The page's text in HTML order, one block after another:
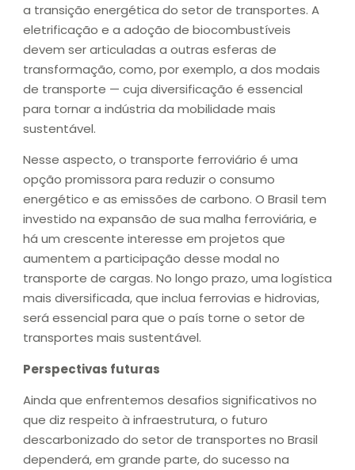
a transição energética do setor de transportes. A
eletrificação e a adoção de biocombustíveis
devem ser articuladas a outras esferas de
transformação, como, por exemplo, a dos modais
de transporte — cuja diversificação é essencial
para tornar a indústria da mobilidade mais
sustentável.
Nesse aspecto, o transporte ferroviário é uma
opção promissora para reduzir o consumo
energético e as emissões de carbono. O Brasil tem
investido na expansão de sua malha ferroviária, e
há um crescente interesse em projetos que
aumentem a participação desse modal no
transporte de cargas. No longo prazo, uma logística
mais diversificada, que inclua ferrovias e hidrovias,
será essencial para que o país torne o setor de
transportes mais sustentável.
Perspectivas futuras
Ainda que enfrentemos desafios significativos no
que diz respeito à infraestrutura, o futuro
descarbonizado do setor de transportes no Brasil
dependerá, em grande parte, do sucesso na